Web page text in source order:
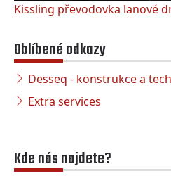
Kissling převodovka lanové
Oblíbené odkazy
Desseq - konstrukce a
Extra services
Kde nás najdete?